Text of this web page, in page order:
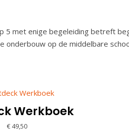
5 met enige begeleiding betreft
onderbouw op de middelbare
Werkboek
€49,50